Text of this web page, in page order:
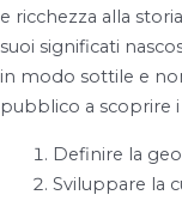
e ricchezza alla
suoi significati
in modo sottile e
pubblico a scoprire
Definire la
Sviluppare la